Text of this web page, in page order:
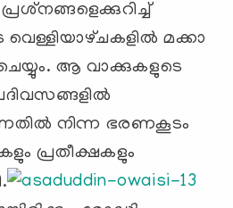
വെള്ളിയാഴ്‌ചകളില്‍ മക്കാ
ആ വാക്കുകളുടെ
നിന്ന ഭരണകൂടം
പ്രതീക്ഷകളും